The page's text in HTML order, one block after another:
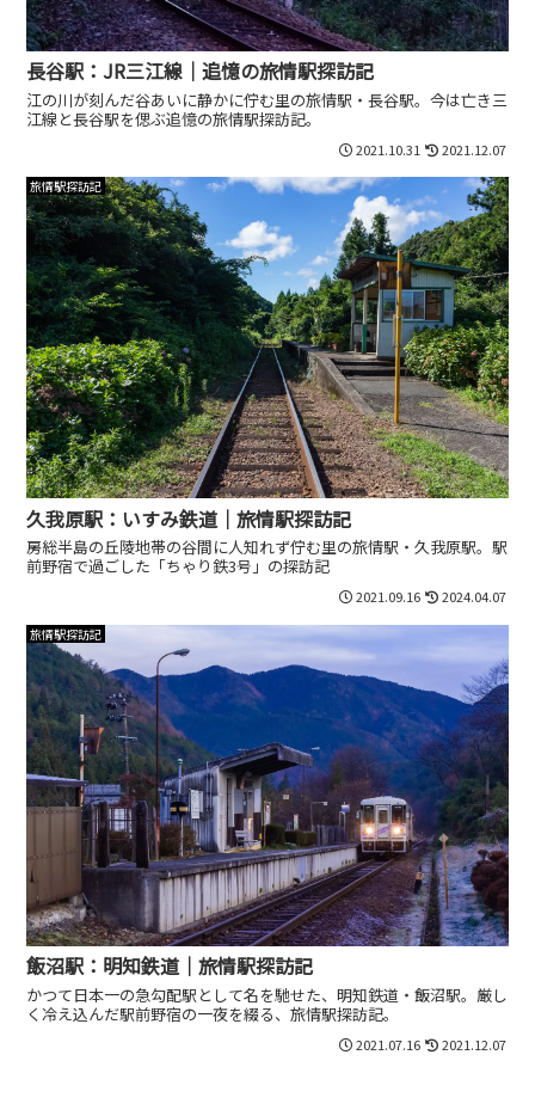
長谷駅：JR三江線｜追憶の旅情駅探訪記
江の川が刻んだ谷あいに静かに佇む里の旅情駅・長谷駅。今は亡き三
江線と長谷駅を偲ぶ追憶の旅情駅探訪記。
2021.10.31 2021.12.07
旅情駅探訪記
久我原駅：いすみ鉄道｜旅情駅探訪記
房総半島の丘陵地帯の谷間に人知れず佇む里の旅情駅・久我原駅。駅
前野宿で過ごした「ちゃり鉄3号」の探訪記
2021.09.16 2024.04.07
旅情駅探訪記
飯沼駅：明知鉄道｜旅情駅探訪記
かつて日本一の急勾配駅として名を馳せた、明知鉄道・飯沼駅。厳し
く冷え込んだ駅前野宿の一夜を綴る、旅情駅探訪記。
2021.07.16 2021.12.07